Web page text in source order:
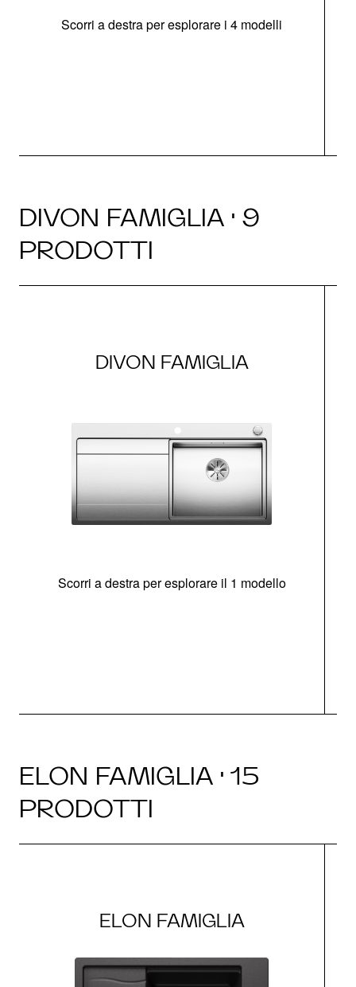
Scorri a destra per esplorare i 4 modelli
DIVON FAMIGLIA · 9
PRODOTTI
DIVON FAMIGLIA
Scorri a destra per esplorare il 1 modello
ELON FAMIGLIA · 15
PRODOTTI
ELON FAMIGLIA